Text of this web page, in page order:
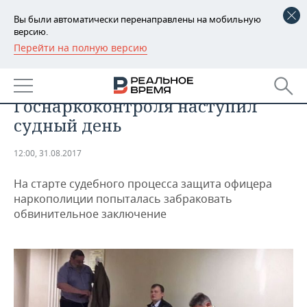
Вы были автоматически перенаправлены на мобильную
версию.
Перейти на полную версию
РЕГИОНЫ
БАШКОРТОСТАН
ТАТАРСТАН
НОВОСТИ
АНАЛИТИКА
КОРОЛИ ГОСЗАКАЗА ПФО
КОМУ ПРИНАДЛЕЖАТ
ТОРГОВЫЕ ЦЕНТРЫ
ТАТАРСТАНА
ФИНАНСЫ
БЮДЖЕТ
ИНВЕСТИЦИИ
ПРОМЫШЛЕННОСТЬ
НОВОСТИ
ПРОМЫШЛЕННОСТИ
АГРОПРОМ
МАШИНОСТРОЕНИЕ
НЕДВИЖИМОСТЬ
НОВОСТИ АВТО
БИЗНЕС
НОВОСТИ БИЗНЕСА
ТЕХНОЛОГИИ
подполковника
Госнаркоконтроля наступил
судный день
12:00, 31.08.2017
На старте судебного процесса защита офицера
наркополиции попыталась забраковать
обвинительное заключение